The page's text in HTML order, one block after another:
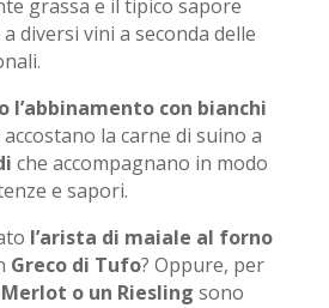
grassa e il tipico sapore
diversi vini a seconda delle
l’abbinamento con bianchi
la carne di suino a
che accompagnano in modo
e sapori.
l’arista di maiale al forno
Greco di Tufo? Oppure, per
o un Riesling sono